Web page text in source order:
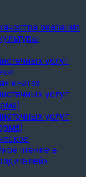
оказания
услуг
книга»
услуг
услуг
чтение в